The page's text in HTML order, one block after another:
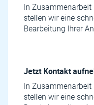
In
stellen wir eine
Bearbeitung Ihrer
Jetzt Kontakt
In
stellen wir eine